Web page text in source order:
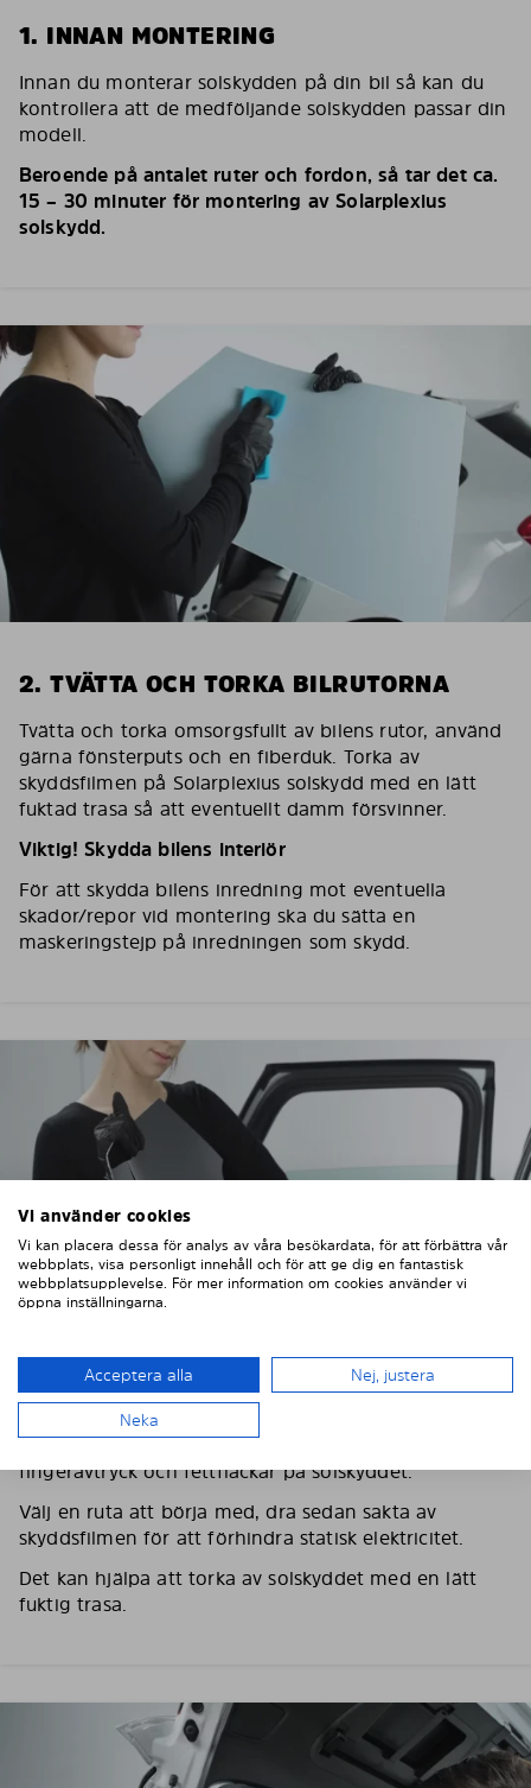
1. INNAN MONTERING
Innan du monterar solskydden på din bil så kan du
kontrollera att de medföljande solskydden passar din
modell.
Beroende på antalet ruter och fordon, så tar det ca.
15 – 30 minuter för montering av Solarplexius
solskydd.
2. TVÄTTA OCH TORKA BILRUTORNA
Tvätta och torka omsorgsfullt av bilens rutor, använd
gärna fönsterputs och en fiberduk. Torka av
skyddsfilmen på Solarplexius solskydd med en lätt
fuktad trasa så att eventuellt damm försvinner.
Viktig! Skydda bilens interiör
För att skydda bilens inredning mot eventuella
skador/repor vid montering ska du sätta en
maskeringstejp på inredningen som skydd.
3. TA BORT SKYDDSFILMEN
Använd medföljande handskar för att förhindra
fingeravtryck och fettfläckar på solskyddet.
Välj en ruta att börja med, dra sedan sakta av
skyddsfilmen för att förhindra statisk elektricitet.
Det kan hjälpa att torka av solskyddet med en lätt
fuktig trasa.
Vi använder cookies
Vi kan placera dessa för analys av våra besökardata, för att förbättra vår
webbplats, visa personligt innehåll och för att ge dig en fantastisk
webbplatsupplevelse. För mer information om cookies använder vi
öppna inställningarna.
Acceptera alla Nej, justera
Neka